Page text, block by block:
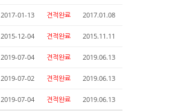
2017-01-13 견적완료 2017.01.08
2015-12-04 견적완료 2015.11.11
2019-07-04 견적완료 2019.06.13
2019-07-02 견적완료 2019.06.13
2019-07-04 견적완료 2019.06.13